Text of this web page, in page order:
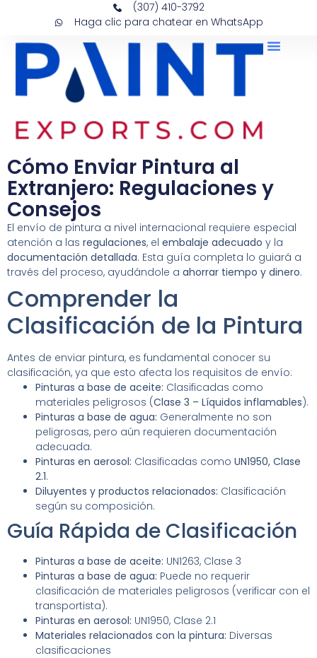
(307) 410-3792
Haga clic para chatear en WhatsApp
Cómo Enviar Pintura al
Extranjero: Regulaciones y
Consejos
El envío de pintura a nivel internacional requiere especial
atención a las regulaciones, el embalaje adecuado y la
documentación detallada. Esta guía completa lo guiará a
través del proceso, ayudándole a ahorrar tiempo y dinero.
Comprender la
Clasificación de la Pintura
Antes de enviar pintura, es fundamental conocer su
clasificación, ya que esto afecta los requisitos de envío:
Pinturas a base de aceite: Clasificadas como
materiales peligrosos (Clase 3 – Líquidos inflamables).
Pinturas a base de agua: Generalmente no son
peligrosas, pero aún requieren documentación
adecuada.
Pinturas en aerosol: Clasificadas como UN1950, Clase
2.1.
Diluyentes y productos relacionados: Clasificación
según su composición.
Guía Rápida de Clasificación
Pinturas a base de aceite: UN1263, Clase 3
Pinturas a base de agua: Puede no requerir
clasificación de materiales peligrosos (verificar con el
transportista).
Pinturas en aerosol: UN1950, Clase 2.1
Materiales relacionados con la pintura: Diversas
clasificaciones